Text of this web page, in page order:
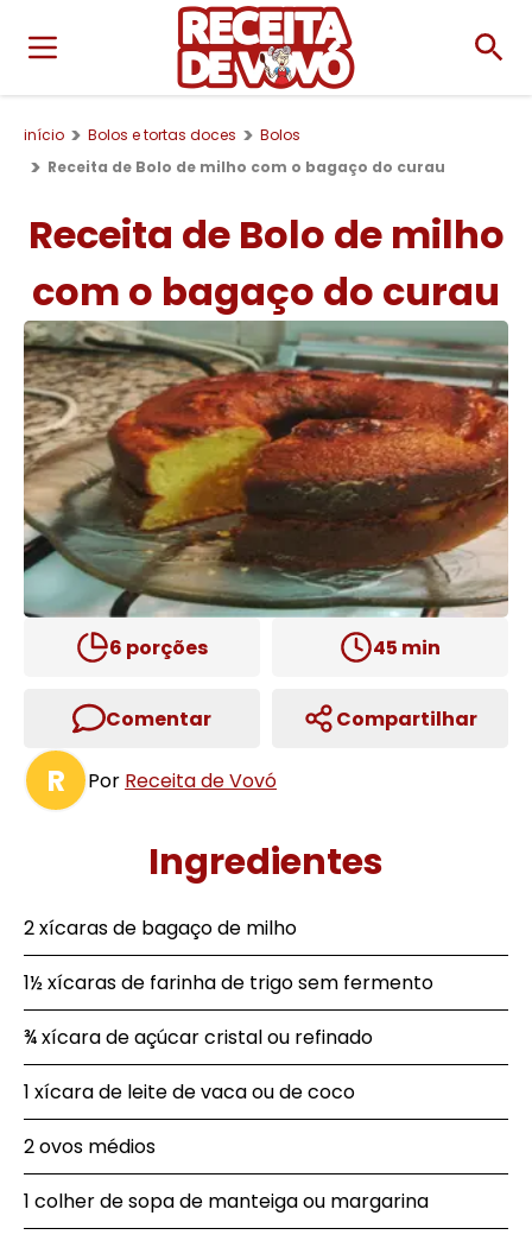
início Bolos e tortas doces
Bolos
Receita de Bolo de milho com o bagaço do curau
Receita de Bolo de milho
com o bagaço do curau
6 porções 45 min
Comentar Compartilhar
R Por Receita de Vovó
Ingredientes
2 xícaras de bagaço de milho
1½ xícaras de farinha de trigo sem fermento
¾ xícara de açúcar cristal ou refinado
1 xícara de leite de vaca ou de coco
2 ovos médios
1 colher de sopa de manteiga ou margarina